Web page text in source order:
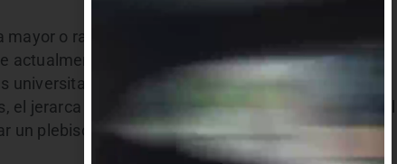
o razones de salud”, señaló. Las multas son
actualmente se traduce a 1.741,pesos. En caso de
universitarios”, la sanción se duplica.
el jerarca recordó que solo existen papeletas para el
un plebiscito, simplemente no deben incluir la